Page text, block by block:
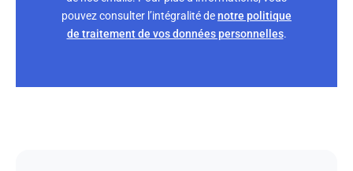
pouvez consulter l’intégralité denotre politique
de traitement de vos données personnelles.